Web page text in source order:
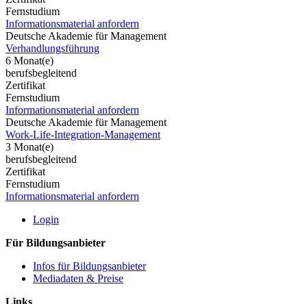
Fernstudium
Informationsmaterial anfordern
Deutsche Akademie für Management
Verhandlungsführung
6 Monat(e)
berufsbegleitend
Zertifikat
Fernstudium
Informationsmaterial anfordern
Deutsche Akademie für Management
Work-Life-Integration-Management
3 Monat(e)
berufsbegleitend
Zertifikat
Fernstudium
Informationsmaterial anfordern
Login
Für Bildungsanbieter
Infos für Bildungsanbieter
Mediadaten & Preise
Links